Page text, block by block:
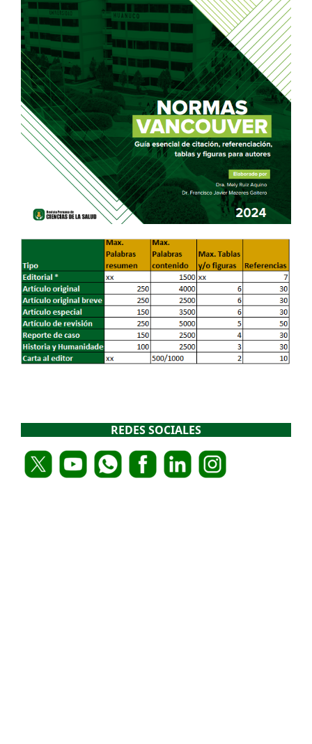
REDES SOCIALES